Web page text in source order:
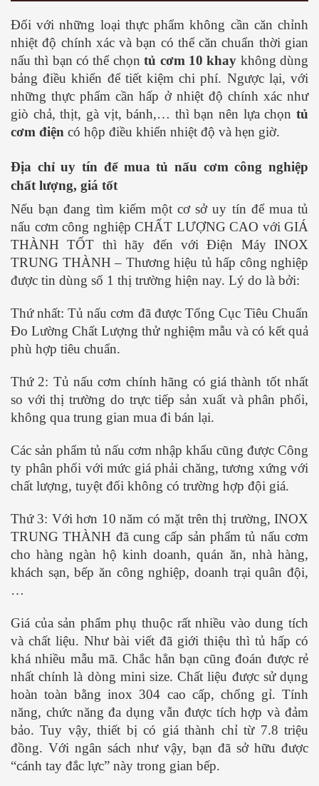
Đối với những loại thực phẩm không cần căn chỉnh
nhiệt độ chính xác và bạn có thể căn chuẩn thời gian
nấu thì bạn có thể chọntủ cơm 10 khay không dùng
bảng điều khiển để tiết kiệm chi phí. Ngược lại, với
những thực phẩm cần hấp ở nhiệt độ chính xác như
giò chả, thịt, gà vịt, bánh,… thì bạn nên lựa chọn tủ
cơm điện có hộp điều khiển nhiệt độ và hẹn giờ.
Địa chỉ uy tín để mua tủ nấu cơm công nghiệp
chất lượng, giá tốt
Nếu bạn đang tìm kiếm một cơ sở uy tín để mua tủ
nấu cơm công nghiệp CHẤT LƯỢNG CAO với GIÁ
THÀNH TỐT thì hãy đến với Điện Máy INOX
TRUNG THÀNH – Thương hiệu tủ hấp công nghiệp
được tin dùng số 1 thị trường hiện nay. Lý do là bởi:
Thứ nhất: Tủ nấu cơm đã được Tổng Cục Tiêu Chuẩn
Đo Lường Chất Lượng thử nghiệm mẫu và có kết quả
phù hợp tiêu chuẩn.
Thứ 2: Tủ nấu cơm chính hãng có giá thành tốt nhất
so với thị trường do trực tiếp sản xuất và phân phối,
không qua trung gian mua đi bán lại.
Các sản phẩm tủ nấu cơm nhập khẩu cũng được Công
ty phân phối với mức giá phải chăng, tương xứng với
chất lượng, tuyệt đối không có trường hợp đội giá.
Thứ 3: Với hơn 10 năm có mặt trên thị trường, INOX
TRUNG THÀNH đã cung cấp sản phẩm tủ nấu cơm
cho hàng ngàn hộ kinh doanh, quán ăn, nhà hàng,
khách sạn, bếp ăn công nghiệp, doanh trại quân đội,
…
Giá của sản phẩm phụ thuộc rất nhiều vào dung tích
và chất liệu. Như bài viết đã giới thiệu thì tủ hấp có
khá nhiều mẫu mã. Chắc hẳn bạn cũng đoán được rẻ
nhất chính là dòng mini size. Chất liệu được sử dụng
hoàn toàn bằng inox 304 cao cấp, chống gỉ. Tính
năng, chức năng đa dụng vẫn được tích hợp và đảm
bảo. Tuy vậy, thiết bị có giá thành chỉ từ 7.8 triệu
đồng. Với ngân sách như vậy, bạn đã sở hữu được
“cánh tay đắc lực” này trong gian bếp.